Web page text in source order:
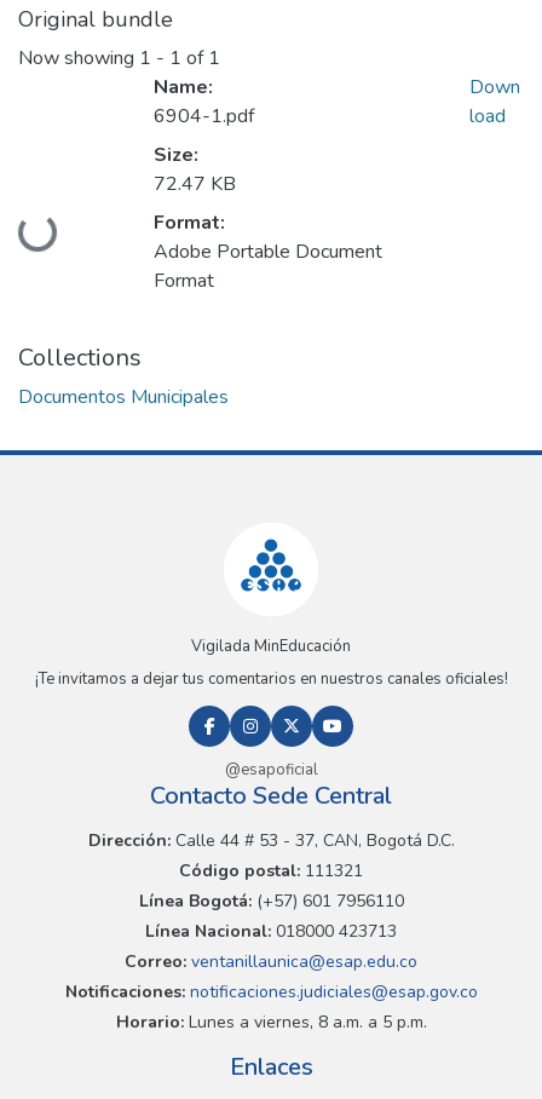
Original bundle
Now showing 1 - 1 of 1
Loading...
Name:
6904-1.pdf
Size:
72.47 KB
Format:
Adobe Portable Document
Format
Down
load
Collections
Documentos Municipales
Vigilada MinEducación
¡Te invitamos a dejar tus comentarios en nuestros canales oficiales!
@esapoficial
Contacto Sede Central
Dirección:Calle 44 # 53 - 37, CAN, Bogotá D.C.
Código postal: 111321
Línea Bogotá:(+57) 601 7956110
Línea Nacional: 018000 423713
Correo: ventanillaunica@esap.edu.co
Notificaciones:notificaciones.judiciales@esap.gov.co
Horario:Lunes a viernes, 8 a.m. a 5 p.m.
Enlaces